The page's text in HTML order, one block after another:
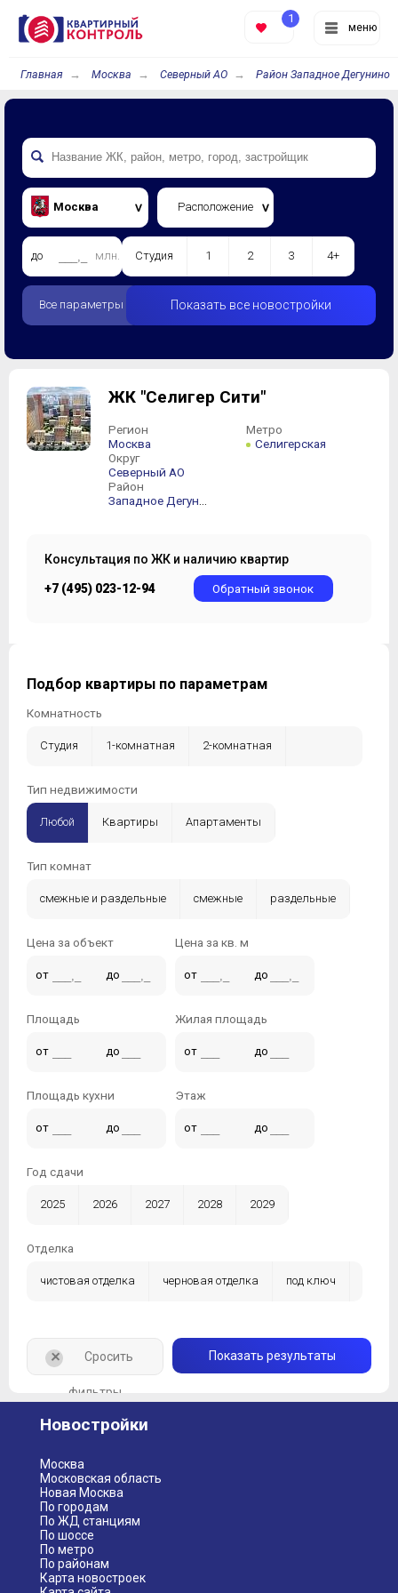
меню
1
Главная Москва Северный АО Район Западное Дегунино
Москва Расположение
до млн. Студия 1 2 3 4+
Все параметры Показать все новостройки
ЖК "Селигер Сити"
Регион
Москва
Округ
Северный АО
Район
Метро
Селигерская
Консультация по ЖК и наличию квартир
+7 (495) 023-12-94 Обратный звонок
Подбор квартиры по параметрам
Комнатность
Студия 1-комнатная 2-комнатная
3-комнатная
Тип недвижимости
Любой Квартиры Апартаменты
Тип комнат
смежные и раздельные смежные раздельные
Цена за объект
от до
Цена за кв. м
от до
Площадь
от до
Жилая площадь
от до
Площадь кухни
от до
Этаж
от до
Год сдачи
2025 2026 2027 2028 2029
Отделка
чистовая отделка черновая отделка под ключ
Показать результаты
+ Сросить
фильтры
Новостройки
Москва
Московская область
Новая Москва
По городам
По ЖД станциям
По шоссе
По метро
По районам
Карта новостроек